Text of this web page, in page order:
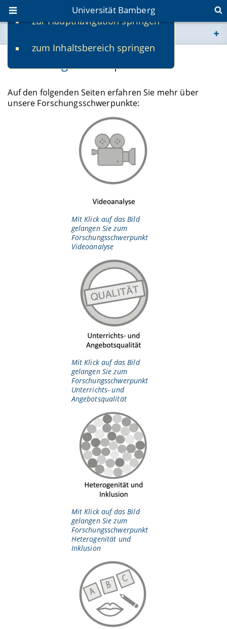
zur Hauptnavigation springen
zum Inhaltsbereich springen
Universität Bamberg
www.uni-bamberg.de
fis.uni-bamberg.de
Forschungsschwerpunkte
Auf den folgenden Seiten erfahren Sie mehr über
unsere Forschungsschwerpunkte:
Mit Klick auf das Bild
gelangen Sie zum
Forschungsschwerpunkt
Videoanalyse
Mit Klick auf das Bild
gelangen Sie zum
Forschungsschwerpunkt
Unterrichts- und
Angebotsqualität
Mit Klick auf das Bild
gelangen Sie zum
Forschungsschwerpunkt
Heterogenität und
Inklusion